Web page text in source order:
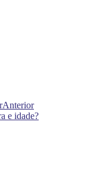
Anterior
e idade?